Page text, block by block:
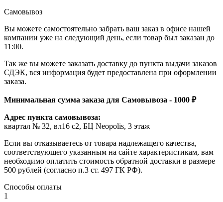
Самовывоз
Вы можете самостоятельно забрать ваш заказ в офисе нашей
компании уже на следующий день, если товар был заказан до
11:00.
Так же вы можете заказать доставку до пункта выдачи заказов
СДЭК, вся информация будет предоставлена при оформлении
заказа.
Минимальная сумма заказа для Самовывоза - 1000 ₽
Адрес пункта самовывоза:
квартал № 32, вл16 с2, БЦ Neopolis, 3 этаж
Если вы отказываетесь от товара надлежащего качества,
соответствующего указанным на сайте характеристикам, вам
необходимо оплатить стоимость обратной доставки в размере
500 рублей (согласно п.3 ст. 497 ГК РФ).
Способы оплаты
1